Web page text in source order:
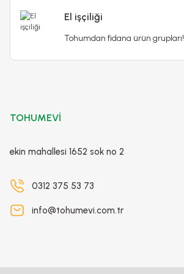
65,00 TL
El işçiliği
Tohumdan fidana ürün grupları!
TOHUMEVİ
ekin mahallesi 1652 sok no 2
0312 375 53 73
info@tohumevi.com.tr